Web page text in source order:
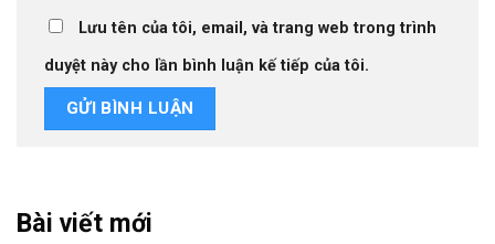
Lưu tên của tôi, email, và trang web trong trình
duyệt này cho lần bình luận kế tiếp của tôi.
Bài viết mới